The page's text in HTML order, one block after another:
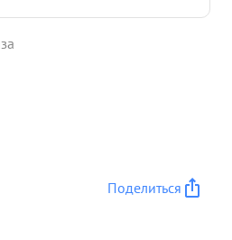
полком уничтожено:4
Поделиться